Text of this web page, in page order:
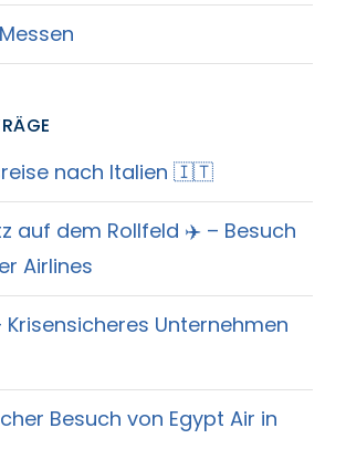
nach Italien 🇮🇹
auf dem Rollfeld ✈️ – Besuch
Airlines
Krisensicheres Unternehmen
Besuch von Egypt Air in